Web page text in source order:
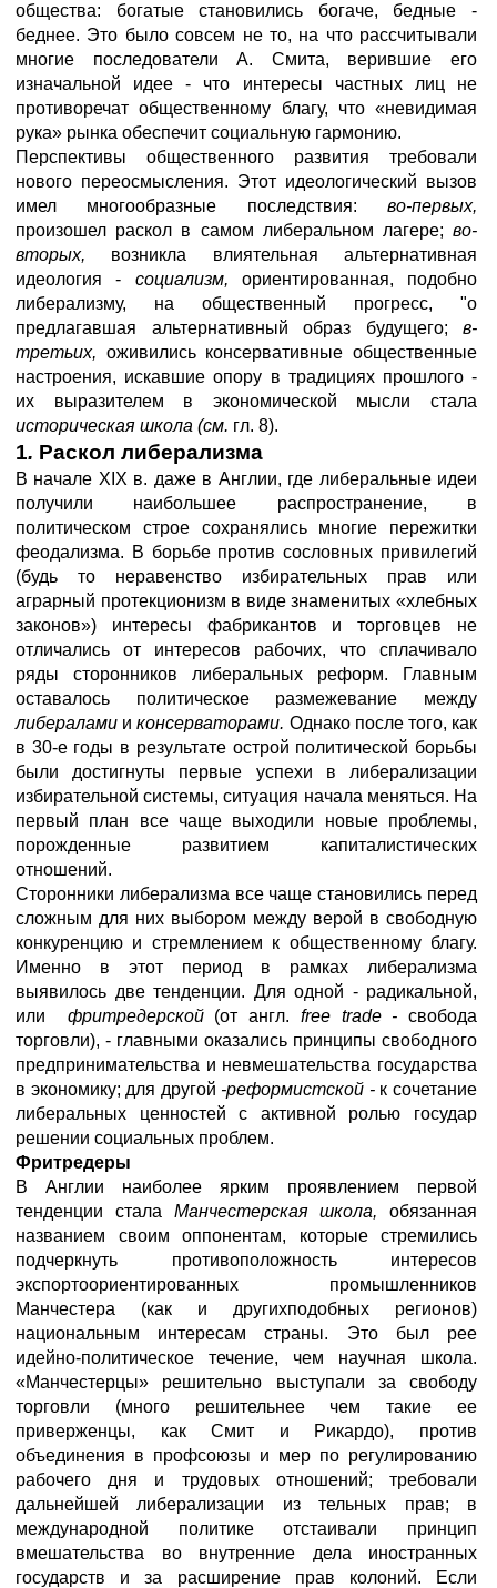
общества: богатые становились богаче, бедные -
беднее. Это было совсем не то, на что рассчитывали
многие последователи А. Смита, верившие его
изначальной идее - что интересы частных лиц не
противоречат общественному благу, что «невидимая
рука» рынка обеспечит социальную гармонию.
Перспективы общественного развития требовали
нового переосмысления. Этот идеологический вызов
имел многообразные последствия: во-первых,
произошел раскол в самом либеральном лагере; во-
вторых, возникла влиятельная альтернативная
идеология - социализм, ориентированная, подобно
либерализму, на общественный прогресс, "о
предлагавшая альтернативный образ будущего; в-
третьих, оживились консервативные общественные
настроения, искавшие опору в традициях прошлого -
их выразителем в экономической мысли стала
историческая школа (см. гл. 8).
1. Раскол либерализма
В начале XIX в. даже в Англии, где либеральные идеи
получили наибольшее распространение, в
политическом строе сохранялись многие пережитки
феодализма. В борьбе против сословных привилегий
(будь то неравенство избирательных прав или
аграрный протекционизм в виде знаменитых «хлебных
законов») интересы фабрикантов и торговцев не
отличались от интересов рабочих, что сплачивало
ряды сторонников либеральных реформ. Главным
оставалось политическое размежевание между
либералами иконсерваторами. Однако после того, как
в 30-е годы в результате острой политической борьбы
были достигнуты первые успехи в либерализации
избирательной системы, ситуация начала меняться. На
первый план все чаще выходили новые проблемы,
порожденные развитием капиталистических
отношений.
Сторонники либерализма все чаще становились перед
сложным для них выбором между верой в свободную
конкуренцию и стремлением к общественному благу.
Именно в этот период в рамках либерализма
выявилось две тенденции. Для одной - радикальной,
или фритредерской(от англ. free trade - свобода
торговли), - главными оказались принципы свободного
предпринимательства и невмешательства государства
в экономику; для другой -реформистской -к сочетание
либеральных ценностей с активной ролью государ
решении социальных проблем.
Фритредеры
В Англии наиболее ярким проявлением первой
тенденции стала Манчестерская школа, обязанная
названием своим оппонентам, которые стремились
подчеркнуть противоположность интересов
экспортоориентированных промышленников
Манчестера (как и другихподобных регионов)
национальным интересам страны. Это был рее
идейно-политическое течение, чем научная школа.
«Манчестерцы» решительно выступали за свободу
торговли (много решительнее чем такие ее
приверженцы, как Смит и Рикардо), против
объединения в профсоюзы и мер по регулированию
рабочего дня и трудовых отношений; требовали
дальнейшей либерализации из тельных прав; в
международной политике отстаивали принцип
вмешательства во внутренние дела иностранных
государств и за расширение прав колоний. Если